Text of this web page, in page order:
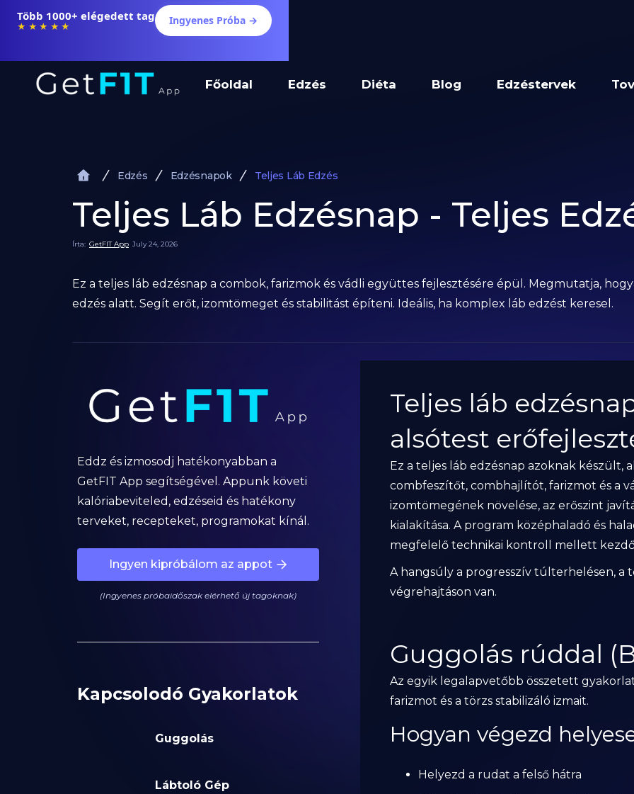
Több 1000+ elégedett tag
★★★★★ Ingyenes Próba →
Főoldal Edzés Diéta Blog Edzéstervek
Edzés Edzésnapok Teljes Láb Edzés
Teljes Láb Edzésnap - Teljes
Írta: GetFIT App July 24, 2026
Ez a teljes láb edzésnap a combok, farizmok és vádli együttes fejlesztésére épül. Megmutatja,
edzés alatt. Segít erőt, izomtömeget és stabilitást építeni. Ideális, ha komplex láb edzést keresel.
Eddz és izmosodj hatékonyabban a
GetFIT App segítségével. Appunk követi
kalóriabeviteled, edzéseid és hatékony
terveket, recepteket, programokat kínál.
Ingyen kipróbálom az appot
(Ingyenes próbaidőszak elérhető új tagoknak)
Kapcsolodó Gyakorlatok
Guggolás
Lábtoló Gép
Teljes láb
alsótest
Ez a teljes láb edzésnap azoknak készült,
combfeszítőt, combhajlítót, farizmot és a
izomtömegének növelése, az erőszint
kialakítása. A program középhaladó és
megfelelő technikai kontroll mellett
A hangsúly a progresszív túlterhelésen,
végrehajtáson van.
Guggolás rúddal
Az egyik legalapvetőbb összetett
farizmot és a törzs stabilizáló izmait.
Hogyan végezd
Helyezd a rudat a felső hátra